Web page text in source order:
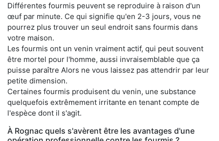
Différentes fourmis peuvent se reproduire à raison d'un
œuf par minute. Ce qui signifie qu'en 2-3 jours, vous ne
pourrez plus trouver un seul endroit sans fourmis dans
votre maison.
Les fourmis ont un venin vraiment actif, qui peut souvent
être mortel pour l'homme, aussi invraisemblable que ça
puisse paraître Alors ne vous laissez pas attendrir par leur
petite dimension.
Certaines fourmis produisent du venin, une substance
quelquefois extrêmement irritante en tenant compte de
l'espèce dont il s'agit.
À Rognac quels s'avèrent être les avantages d'une